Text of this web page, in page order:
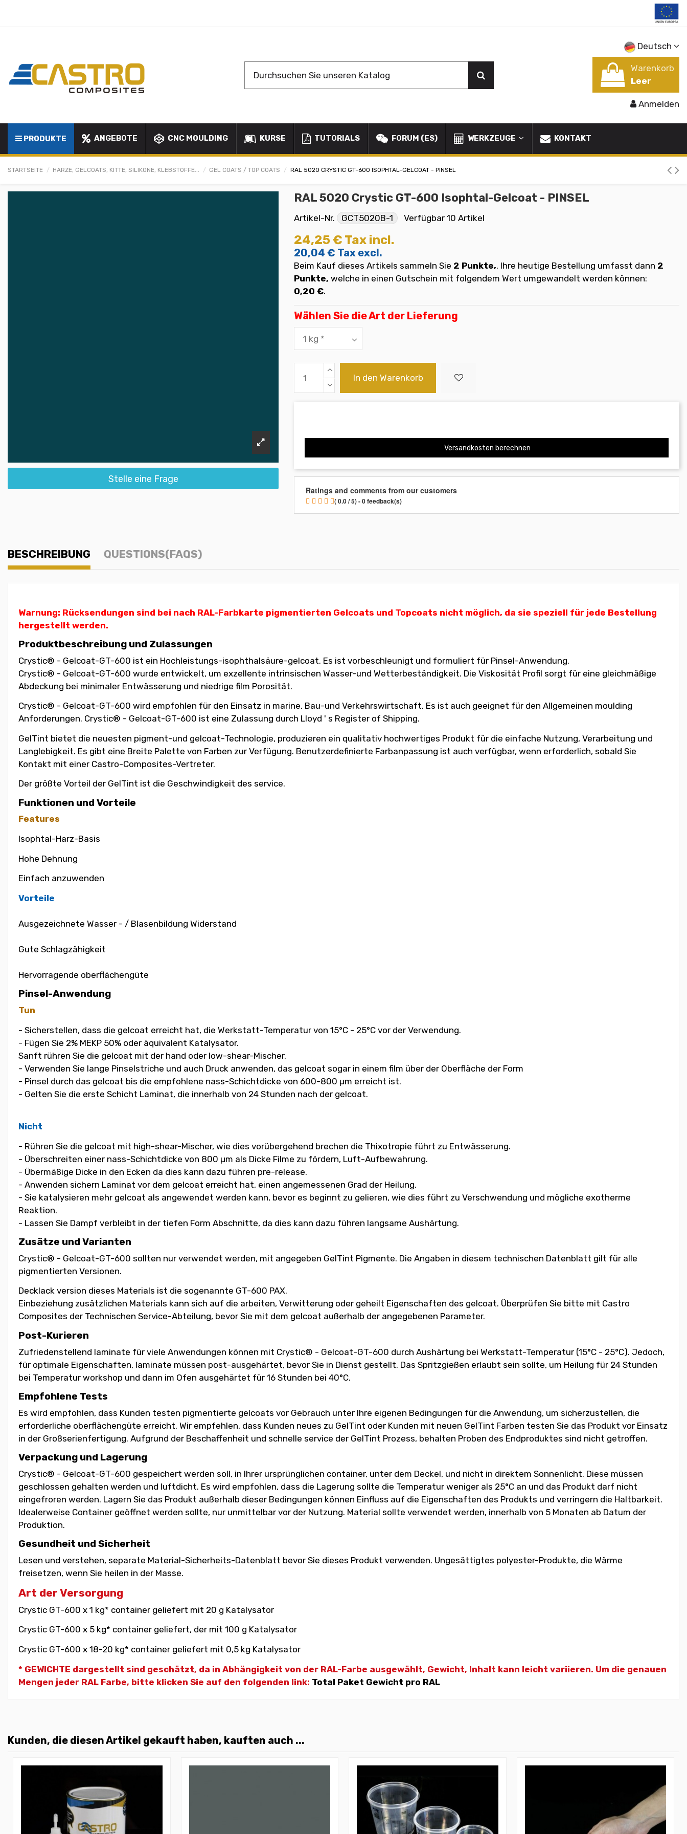
Deutsch
Warenkorb
Leer
Anmelden
PRODUKTE ANGEBOTE CNC MOULDING KURSE TUTORIALS FORUM (ES) WERKZEUGE KONTAKT
STARTSEITE HARZE, GELCOATS, KITTE, SILIKONE, KLEBSTOFFE... GEL COATS / TOP COATS RAL 5020 CRYSTIC GT-600 ISOPHTAL-GELCOAT - PINSEL
Stelle eine Frage
RAL 5020 Crystic GT-600 Isophtal-Gelcoat - PINSEL
Artikel-Nr. GCT5020B-1 Verfügbar 10 Artikel
24,25 € Tax incl.
20,04 € Tax excl.
Beim Kauf dieses Artikels sammeln Sie 2 Punkte,. Ihre heutige Bestellung umfasst dann 2
Punkte, welche in einen Gutschein mit folgendem Wert umgewandelt werden können:
0,20 €.
Wählen Sie die Art der Lieferung
In den Warenkorb
Versandkosten berechnen
Ratings and comments from our customers
( 0.0 / 5) - 0 feedback(s)
BESCHREIBUNG QUESTIONS(FAQS)
Warnung: Rücksendungen sind bei nach RAL-Farbkarte pigmentierten Gelcoats und Topcoats nicht möglich, da sie speziell für jede Bestellung
hergestellt werden.
Produktbeschreibung und Zulassungen
Crystic® - Gelcoat-GT-600 ist ein Hochleistungs-isophthalsäure-gelcoat. Es ist vorbeschleunigt und formuliert für Pinsel-Anwendung.
Crystic® - Gelcoat-GT-600 wurde entwickelt, um exzellente intrinsischen Wasser-und Wetterbeständigkeit. Die Viskosität Profil sorgt für eine gleichmäßige
Abdeckung bei minimaler Entwässerung und niedrige film Porosität.
Crystic® - Gelcoat-GT-600 wird empfohlen für den Einsatz in marine, Bau-und Verkehrswirtschaft. Es ist auch geeignet für den Allgemeinen moulding
Anforderungen. Crystic® - Gelcoat-GT-600 ist eine Zulassung durch Lloyd ' s Register of Shipping.
GelTint bietet die neuesten pigment-und gelcoat-Technologie, produzieren ein qualitativ hochwertiges Produkt für die einfache Nutzung, Verarbeitung und
Langlebigkeit. Es gibt eine Breite Palette von Farben zur Verfügung. Benutzerdefinierte Farbanpassung ist auch verfügbar, wenn erforderlich, sobald Sie
Kontakt mit einer Castro-Composites-Vertreter.
Der größte Vorteil der GelTint ist die Geschwindigkeit des service.
Funktionen und Vorteile
Features
Isophtal-Harz-Basis
Hohe Dehnung
Einfach anzuwenden
Vorteile
Ausgezeichnete Wasser - / Blasenbildung Widerstand
Gute Schlagzähigkeit
Hervorragende oberflächengüte
Pinsel-Anwendung
Tun
- Sicherstellen, dass die gelcoat erreicht hat, die Werkstatt-Temperatur von 15°C - 25°C vor der Verwendung.
- Fügen Sie 2% MEKP 50% oder äquivalent Katalysator.
Sanft rühren Sie die gelcoat mit der hand oder low-shear-Mischer.
- Verwenden Sie lange Pinselstriche und auch Druck anwenden, das gelcoat sogar in einem film über der Oberfläche der Form
- Pinsel durch das gelcoat bis die empfohlene nass-Schichtdicke von 600-800 µm erreicht ist.
- Gelten Sie die erste Schicht Laminat, die innerhalb von 24 Stunden nach der gelcoat.
Nicht
- Rühren Sie die gelcoat mit high-shear-Mischer, wie dies vorübergehend brechen die Thixotropie führt zu Entwässerung.
- Überschreiten einer nass-Schichtdicke von 800 µm als Dicke Filme zu fördern, Luft-Aufbewahrung.
- Übermäßige Dicke in den Ecken da dies kann dazu führen pre-release.
- Anwenden sichern Laminat vor dem gelcoat erreicht hat, einen angemessenen Grad der Heilung.
- Sie katalysieren mehr gelcoat als angewendet werden kann, bevor es beginnt zu gelieren, wie dies führt zu Verschwendung und mögliche exotherme
Reaktion.
- Lassen Sie Dampf verbleibt in der tiefen Form Abschnitte, da dies kann dazu führen langsame Aushärtung.
Zusätze und Varianten
Crystic® - Gelcoat-GT-600 sollten nur verwendet werden, mit angegeben GelTint Pigmente. Die Angaben in diesem technischen Datenblatt gilt für alle
pigmentierten Versionen.
Decklack version dieses Materials ist die sogenannte GT-600 PAX.
Einbeziehung zusätzlichen Materials kann sich auf die arbeiten, Verwitterung oder geheilt Eigenschaften des gelcoat. Überprüfen Sie bitte mit Castro
Composites der Technischen Service-Abteilung, bevor Sie mit dem gelcoat außerhalb der angegebenen Parameter.
Post-Kurieren
Zufriedenstellend laminate für viele Anwendungen können mit Crystic® - Gelcoat-GT-600 durch Aushärtung bei Werkstatt-Temperatur (15°C - 25°C). Jedoch,
für optimale Eigenschaften, laminate müssen post-ausgehärtet, bevor Sie in Dienst gestellt. Das Spritzgießen erlaubt sein sollte, um Heilung für 24 Stunden
bei Temperatur workshop und dann im Ofen ausgehärtet für 16 Stunden bei 40°C.
Empfohlene Tests
Es wird empfohlen, dass Kunden testen pigmentierte gelcoats vor Gebrauch unter Ihre eigenen Bedingungen für die Anwendung, um sicherzustellen, die
erforderliche oberflächengüte erreicht. Wir empfehlen, dass Kunden neues zu GelTint oder Kunden mit neuen GelTint Farben testen Sie das Produkt vor Einsatz
in der Großserienfertigung. Aufgrund der Beschaffenheit und schnelle service der GelTint Prozess, behalten Proben des Endproduktes sind nicht getroffen.
Verpackung und Lagerung
Crystic® - Gelcoat-GT-600 gespeichert werden soll, in Ihrer ursprünglichen container, unter dem Deckel, und nicht in direktem Sonnenlicht. Diese müssen
geschlossen gehalten werden und luftdicht. Es wird empfohlen, dass die Lagerung sollte die Temperatur weniger als 25°C an und das Produkt darf nicht
eingefroren werden. Lagern Sie das Produkt außerhalb dieser Bedingungen können Einfluss auf die Eigenschaften des Produkts und verringern die Haltbarkeit.
Idealerweise Container geöffnet werden sollte, nur unmittelbar vor der Nutzung. Material sollte verwendet werden, innerhalb von 5 Monaten ab Datum der
Produktion.
Gesundheit und Sicherheit
Lesen und verstehen, separate Material-Sicherheits-Datenblatt bevor Sie dieses Produkt verwenden. Ungesättigtes polyester-Produkte, die Wärme
freisetzen, wenn Sie heilen in der Masse.
Art der Versorgung
Crystic GT-600 x 1 kg* container geliefert mit 20 g Katalysator
Crystic GT-600 x 5 kg* container geliefert, der mit 100 g Katalysator
Crystic GT-600 x 18-20 kg* container geliefert mit 0,5 kg Katalysator
* GEWICHTE dargestellt sind geschätzt, da in Abhängigkeit von der RAL-Farbe ausgewählt, Gewicht, Inhalt kann leicht variieren. Um die genauen
Mengen jeder RAL Farbe, bitte klicken Sie auf den folgenden link: Total Paket Gewicht pro RAL
Kunden, die diesen Artikel gekauft haben, kauften auch ...